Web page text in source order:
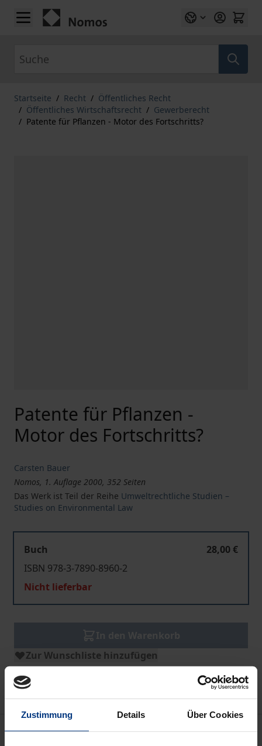
Zustimmung Details Über Cookies
Zum Inhalt springen
Startseite / Recht / Öffentliches Recht
/ Öffentliches Wirtschaftsrecht / Gewerberecht
/ Patente für Pflanzen - Motor des Fortschritts?
Patente für Pflanzen -
Motor des Fortschritts?
Carsten Bauer
Nomos, 1. Auflage 2000, 352 Seiten
Das Werk ist Teil der Reihe Umweltrechtliche Studien –
Studies on Environmental Law
Buch
28,00 €
ISBN 978-3-7890-8960-2
Nicht lieferbar
Zur Wunschliste hinzufügen
Hinweise zu Versandkosten
Bibliografische Angaben